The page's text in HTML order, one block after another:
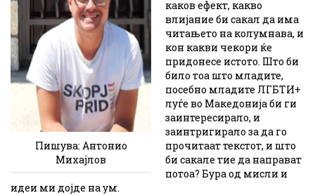
Пишува: Антонио
Михајлов
каков ефект, какво
влијание би сакал да има
читањето на колумнава, и
кон какви чекори ќе
придонесе истото. Што би
било тоа што младите,
посебно младите ЛГБТИ+
луѓе во Македонија би ги
заинтересирало, и
заинтригирало за да го
прочитаат текстот, и што
би сакале тие да направат
потоа? Бура од мисли и
идеи ми дојде на ум.